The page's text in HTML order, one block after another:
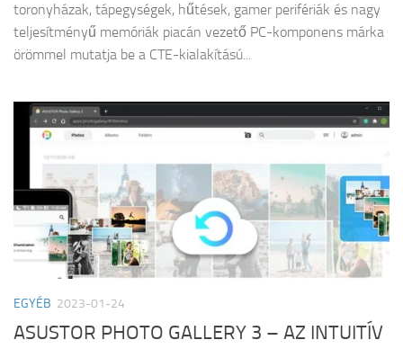
toronyházak, tápegységek, hűtések, gamer perifériák és nagy
teljesítményű memóriák piacán vezető PC-komponens márka
örömmel mutatja be a CTE-kialakítású...
EGYÉB 2023-01-24
ASUSTOR PHOTO GALLERY 3 – AZ INTUITÍV